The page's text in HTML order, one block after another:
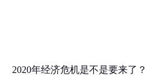
2020年经济危机是不是要来了？